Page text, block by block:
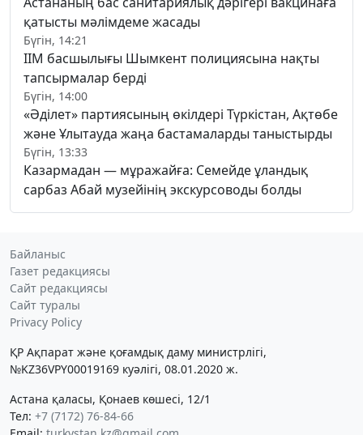
қатысты мәлімдеме жасады
Бүгін, 14:21
ІІМ басшылығы Шымкент полициясына нақты
тапсырмалар берді
Бүгін, 14:00
«Әділет» партиясының өкілдері Түркістан, Ақтөбе
және Ұлытауда жаңа бастамаларды таныстырды
Бүгін, 13:33
Казармадан — мұражайға: Семейде ұландық
сарбаз Абай музейінің экскурсоводы болды
Байланыс
Газет редакциясы
Сайт редакциясы
Сайт туралы
Privacy Policy
ҚР Ақпарат және қоғамдық даму министрлігі,
№KZ36VPY00019169 куәлігі, 08.01.2020 ж.
Астана қаласы, Қонаев көшесі, 12/1
Тел: +7 (7172) 76-84-66